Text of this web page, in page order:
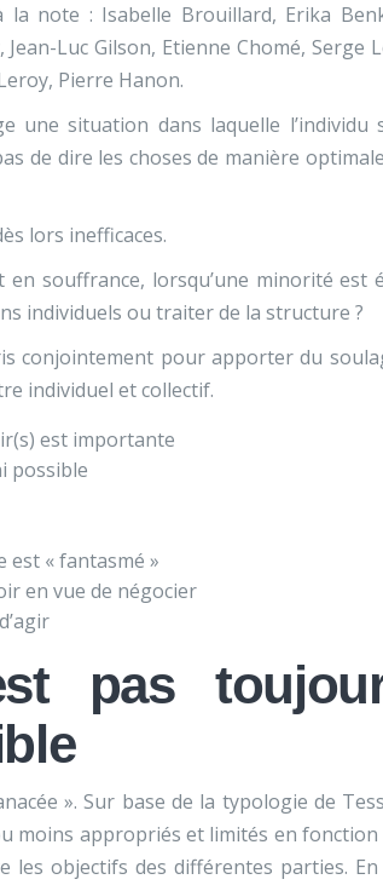
note : Isabelle Brouillard, Erika
Luc Gilson, Etienne Chomé, Serge
Pierre Hanon.
une situation dans laquelle l’individu
de dire les choses de manière
lors inefficaces.
souffrance, lorsqu’une minorité est
individuels ou traiter de la structure ?
conjointement pour apporter du
individuel et collectif.
est importante
possible
est « fantasmé »
en vue de négocier
pas
». Sur base de la typologie de
moins appropriés et limités en fonction
objectifs des différentes parties. En